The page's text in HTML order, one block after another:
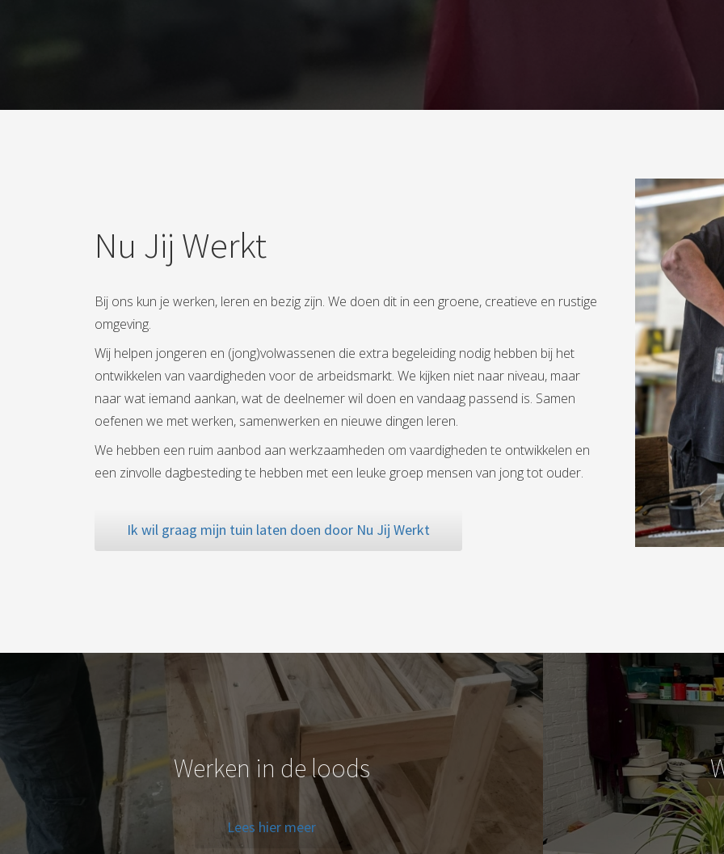
Nu Jij Werkt
Bij ons kun je werken, leren en bezig zijn. We doen dit in een groene, creatieve en rustige
omgeving.
Wij helpen jongeren en (jong)volwassenen die extra begeleiding nodig hebben bij het
ontwikkelen van vaardigheden voor de arbeidsmarkt. We kijken niet naar niveau, maar
naar wat iemand aankan, wat de deelnemer wil doen en vandaag passend is. Samen
oefenen we met werken, samenwerken en nieuwe dingen leren.
We hebben een ruim aanbod aan werkzaamheden om vaardigheden te ontwikkelen en
een zinvolle dagbesteding te hebben met een leuke groep mensen van jong tot ouder.
Ik wil graag mijn tuin laten doen door Nu Jij Werkt
Werken in de loods
Lees hier meer